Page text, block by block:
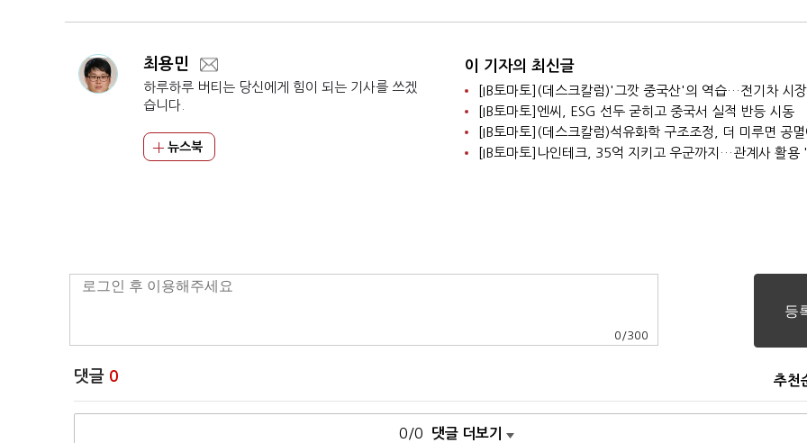
최용민
하루하루 버티는 당신에게 힘이 되는 기사를 쓰겠
습니다.
뉴스북
이 기자의 최신글
[IB토마토]엔씨, ESG 선두 굳히고 중국서 실적 반등 시동
[IB토마토](데스크칼럼)석유화학 구조조정, 더 미루면 공
0 /300
댓글 0 추천
0/0 댓글 더보기